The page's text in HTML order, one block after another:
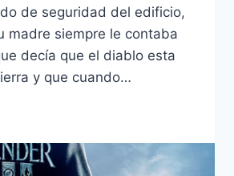
de seguridad del edificio,
madre siempre le contaba
decía que el diablo esta
y que cuando…